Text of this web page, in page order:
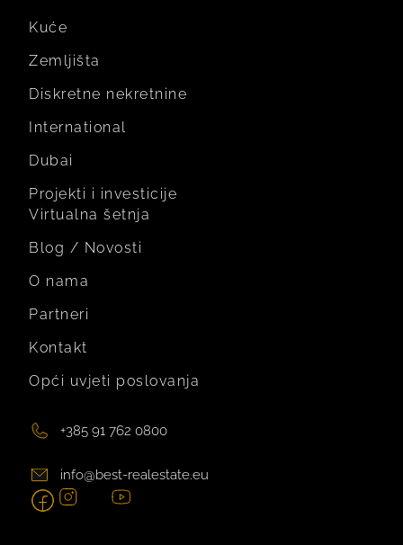
Kuće
Zemljišta
Diskretne nekretnine
International
Dubai
Projekti i investicije
Virtualna šetnja
Blog / Novosti
O nama
Partneri
Kontakt
Opći uvjeti poslovanja
+385 91 762 0800
info@best-realestate.eu